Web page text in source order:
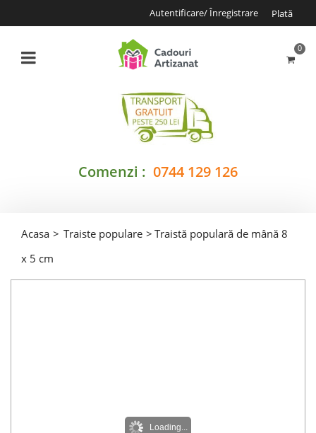
Plată
Autentificare/ Înregistrare
0
Comenzi : 0744 129 126
Acasa > Traiste populare > Traistă populară de mână 8
x 5 cm
Loading...